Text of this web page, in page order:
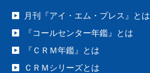
月刊『アイ・エム・プレス』とは
『コールセンター年鑑』とは
『ＣＲＭ年鑑』とは
ＣＲＭシリーズとは